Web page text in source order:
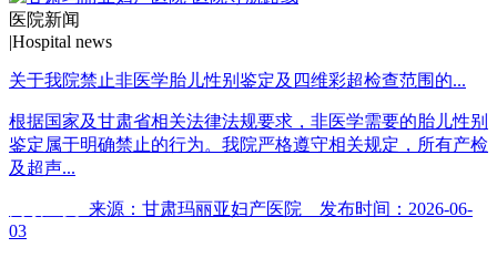
医院新闻
|Hospital news
关于我院禁止非医学胎儿性别鉴定及四维彩超检查范围的...
根据国家及甘肃省相关法律法规要求，非医学需要的胎儿性别
鉴定属于明确禁止的行为。我院严格遵守相关规定，所有产检
及超声...
来源：甘肃玛丽亚妇产医院 发布时间：2026-06-
03